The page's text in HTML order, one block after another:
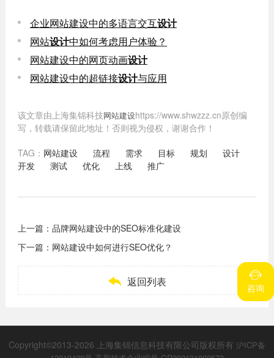
企业网站建设中的多语言交互设计
网站设计中如何考虑用户体验？
网站建设中的网页动画设计
网站建设中的超链接设计与应用
该文章由上海集锦科技网站建设https://www.shwzzz.cn原创编
写，转载请保留此地址！否则视为侵权，谢谢合作！
TAG： 网站建设 流程 需求 目标 规划
设计
开发
测试 优化 上线 推广
上一篇： 品牌网站建设中的SEO标准化建设
下一篇： 网站建设中如何进行SEO优化？
 返回列表 
咨询
Copyright©2013-2026 上海集锦信息科技有限公司版权所有 沪ICP备

咨询